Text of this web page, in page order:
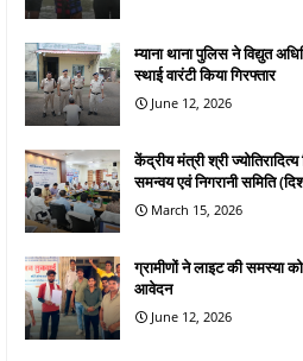
म्याना थाना पुलिस ने विद्युत
स्थाई वारंटी किया गिरफ्तार
June 12, 2026
केंद्रीय मंत्री श्री
समन्वय एवं निगरानी समिति
March 15, 2026
ग्रामीणों ने लाइट की समस्या
आवेदन
June 12, 2026